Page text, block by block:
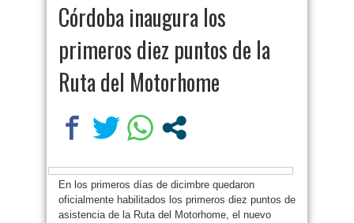
Córdoba inaugura los
primeros diez puntos de la
Ruta del Motorhome
En los primeros días de dicimbre quedaron
oficialmente habilitados los primeros diez puntos de
asistencia de la Ruta del Motorhome, el nuevo